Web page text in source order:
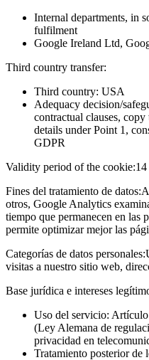
Internal departments, in
fulfilment
Google Ireland Ltd,
Third country transfer:
Third country: USA
Adequacy decision/
contractual clauses,
details under Point 1,
GDPR
Validity period of the cookie:
Fines del tratamiento de datos:
otros, Google Analytics
tiempo que permanecen en las
permite optimizar mejor las
Categorías de datos personales:
visitas a nuestro sitio web,
Base jurídica e intereses
Uso del servicio:
(Ley Alemana de
privacidad en
Tratamiento posterior de